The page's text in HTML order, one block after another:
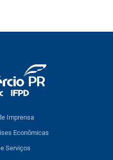
Imprensa
Econômicas
Serviços